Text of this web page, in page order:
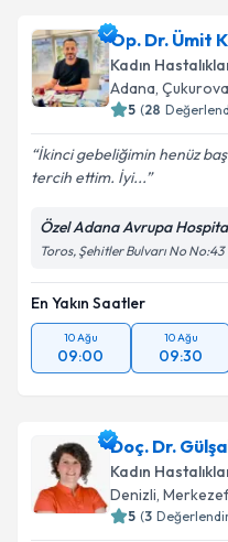
Op. Dr. Ümit
Kadın
Adana, Çukurova
5 (28
İkinci gebeliğimin henüz
tercih ettim. İyi...
Özel Adana Avrupa
Toros, Şehitler Bulvarı No No:43
En Yakın Saatler
10 Ağu
09:00
10 Ağu
09:30
Doç. Dr.
Kadın
Denizli,
5 (3